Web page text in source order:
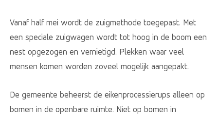
Vanaf half mei wordt de zuigmethode toegepast. Met
een speciale zuigwagen wordt tot hoog in de boom een
nest opgezogen en vernietigd. Plekken waar veel
mensen komen worden zoveel mogelijk aangepakt.
De gemeente beheerst de eikenprocessierups alleen op
bomen in de openbare ruimte. Niet op bomen in